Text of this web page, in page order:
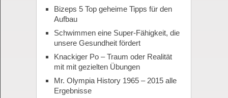
Bizeps 5 Top geheime Tipps für den
Aufbau
Schwimmen eine Super-Fähigkeit, die
unsere Gesundheit fördert
Knackiger Po – Traum oder Realität
mit mit gezielten Übungen
Mr. Olympia History 1965 – 2015 alle
Ergebnisse